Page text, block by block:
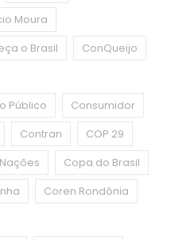
Moura
o Brasil
ConQueijo
Público
Consumidor
Contran
COP 29
Copa do Brasil
Coren Rondônia